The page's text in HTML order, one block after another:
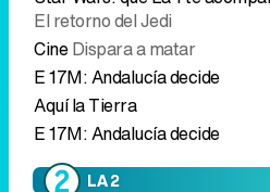
LA 2
Saber y ganar: fin de semana
Grandes documentales
Into the Blue
Belleza septentrionalLa magia